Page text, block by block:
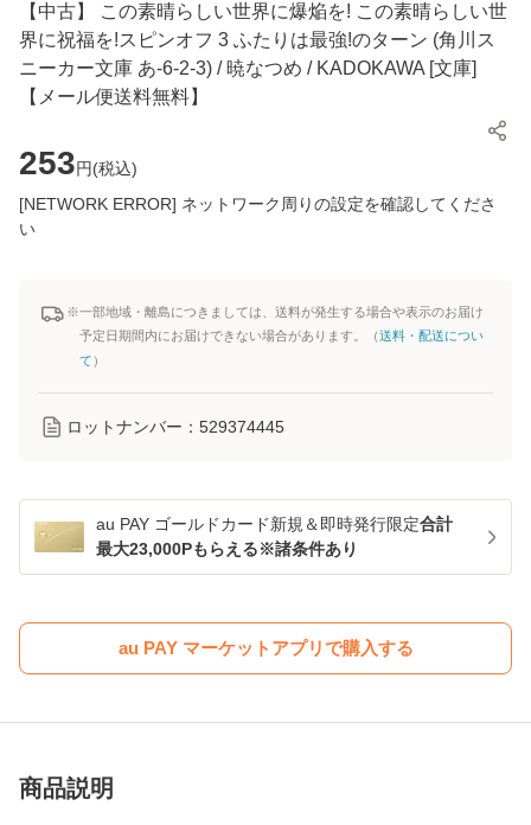
【中古】 この素晴らしい世界に爆焔を! この素晴らしい世
界に祝福を!スピンオフ 3 ふたりは最強!のターン (角川ス
ニーカー文庫 あ-6-2-3) / 暁なつめ / KADOKAWA [文庫]
【メール便送料無料】
253円(税込)
[NETWORK ERROR] ネットワーク周りの設定を確認してくださ
い
※一部地域・離島につきましては、送料が発生する場合や表示のお届け
予定日期間内にお届けできない場合があります。（送料・配送につい
て ）
ロットナンバー： 529374445
au PAY ゴールドカード新規＆即時発行限定合計
最大23,000Pもらえる※諸条件あり
au PAY マーケットアプリで購入する
商品説明